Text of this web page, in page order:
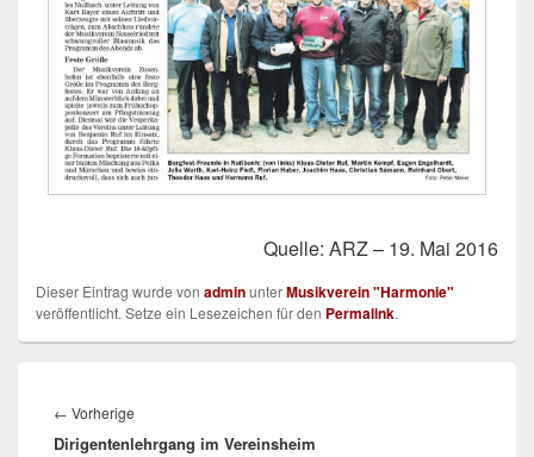
Quelle: ARZ – 19. Mai 2016
Dieser Eintrag wurde von adminunterMusikverein "Harmonie"
veröffentlicht. Setze ein Lesezeichen für den Permalink.
← Vorherige
Beitrag:
Dirigentenlehrgang im Vereinsheim